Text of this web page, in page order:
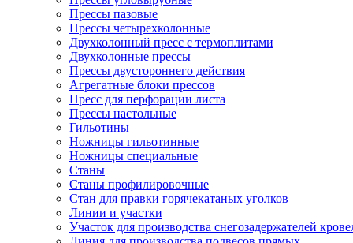
Прессы пазовые
Прессы четырехколонные
Двухколонный пресс с термоплитами
Двухколонные прессы
Прессы двустороннего действия
Агрегатные блоки прессов
Пресс для перфорации листа
Прессы настольные
Гильотины
Ножницы гильотинные
Ножницы специальные
Станы
Станы профилировочные
Стан для правки горячекатаных уголков
Линии и участки
Участок для производства снегозадержателей